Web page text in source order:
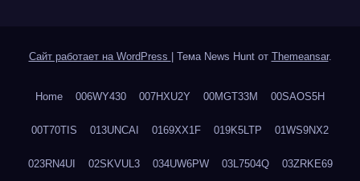
Сайт работает на WordPress Тема News Hunt от Themeansar.
Home 006WY430 007HXU2Y 00MGT33M 00SAOS5H
00T70TIS 013UNCAI 0169XX1F 019K5LTP 01WS9NX2
023RN4UI 02SKVUL3 034UW6PW 03L7504Q 03ZRKE69